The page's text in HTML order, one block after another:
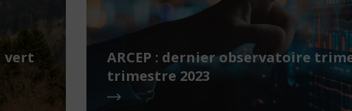
vert
ARCEP : dernier observatoire
trimestre 2023